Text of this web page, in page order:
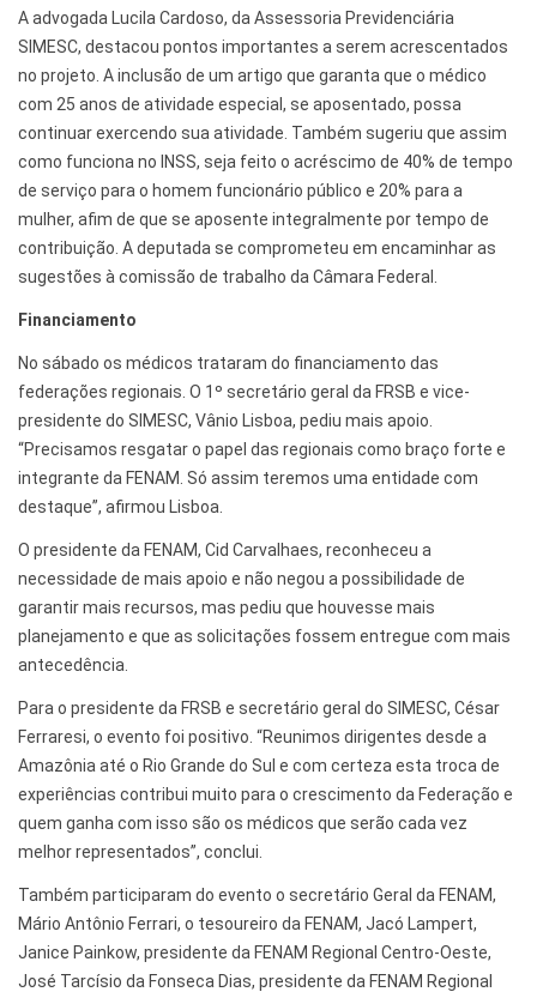
A advogada Lucila Cardoso, da Assessoria Previdenciária
SIMESC, destacou pontos importantes a serem acrescentados
no projeto. A inclusão de um artigo que garanta que o médico
com 25 anos de atividade especial, se aposentado, possa
continuar exercendo sua atividade. Também sugeriu que assim
como funciona no INSS, seja feito o acréscimo de 40% de tempo
de serviço para o homem funcionário público e 20% para a
mulher, afim de que se aposente integralmente por tempo de
contribuição. A deputada se comprometeu em encaminhar as
sugestões à comissão de trabalho da Câmara Federal.
Financiamento
No sábado os médicos trataram do financiamento das
federações regionais. O 1º secretário geral da FRSB e vice-
presidente do SIMESC, Vânio Lisboa, pediu mais apoio.
“Precisamos resgatar o papel das regionais como braço forte e
integrante da FENAM. Só assim teremos uma entidade com
destaque”, afirmou Lisboa.
O presidente da FENAM, Cid Carvalhaes, reconheceu a
necessidade de mais apoio e não negou a possibilidade de
garantir mais recursos, mas pediu que houvesse mais
planejamento e que as solicitações fossem entregue com mais
antecedência.
Para o presidente da FRSB e secretário geral do SIMESC, César
Ferraresi, o evento foi positivo. “Reunimos dirigentes desde a
Amazônia até o Rio Grande do Sul e com certeza esta troca de
experiências contribui muito para o crescimento da Federação e
quem ganha com isso são os médicos que serão cada vez
melhor representados”, conclui.
Também participaram do evento o secretário Geral da FENAM,
Mário Antônio Ferrari, o tesoureiro da FENAM, Jacó Lampert,
Janice Painkow, presidente da FENAM Regional Centro-Oeste,
José Tarcísio da Fonseca Dias, presidente da FENAM Regional